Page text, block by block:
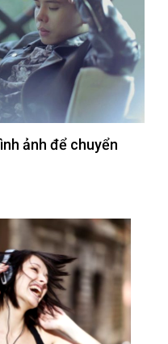
ảnh để chuyển